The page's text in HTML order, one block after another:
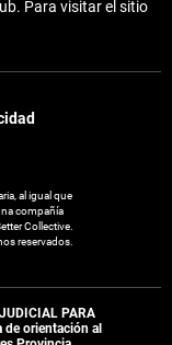
Para visitar el sitio
al igual que
compañía
Collective.
reservados.
PARA
de orientación al